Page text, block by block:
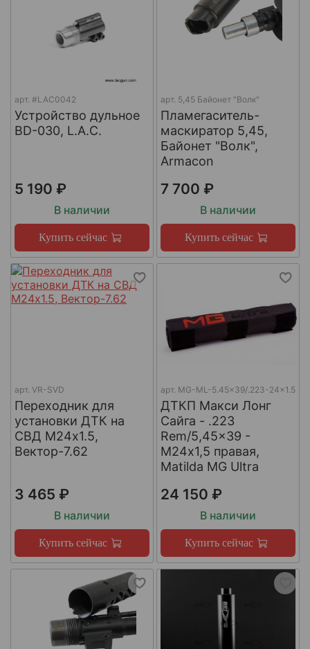
арт. #LAC0042
Устройство дульное
BD-030, L.A.C.
5 190 ₽
В наличии
Купить сейчас
арт. 5,45 Байонет "Волк"
Пламегаситель-
маскиратор 5,45,
Байонет "Волк",
Armacon
7 700 ₽
В наличии
Купить сейчас
арт. VR-SVD
Переходник для
установки ДТК на
СВД М24х1.5,
Вектор-7.62
3 465 ₽
В наличии
Купить сейчас
арт. MG-ML-5.45x39/.223-24x1.5
ДТКП Макси Лонг
Сайга - .223
Rem/5,45x39 -
М24x1,5 правая,
Matilda MG Ultra
24 150 ₽
В наличии
Купить сейчас